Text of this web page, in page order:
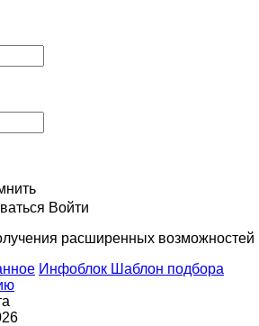
Войти
расширенных возможностей
Инфоблок Шаблон подбора